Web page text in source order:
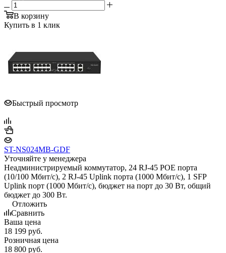
В корзину
Купить в 1 клик
Быстрый просмотр
ST-NS024MB-GDF
Уточняйте у менеджера
Неадминистрируемый коммутатор, 24 RJ-45 POE порта
(10/100 Мбит/с), 2 RJ-45 Uplink порта (1000 Мбит/с), 1 SFP
Uplink порт (1000 Мбит/с), бюджет на порт до 30 Вт, общий
бюджет до 300 Вт.
Отложить
Сравнить
Ваша цена
18 199 руб.
Розничная цена
18 800 руб.